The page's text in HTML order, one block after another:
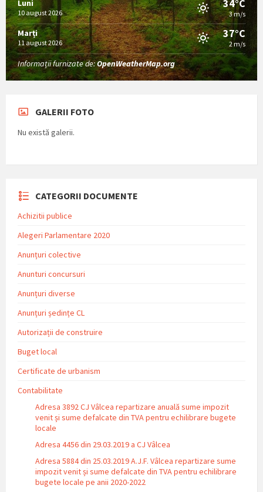
Luni
10 august 2026
34°C
3 m/s
Marți
11 august 2026
37°C
2 m/s
Informații furnizate de:OpenWeatherMap.org
GALERII FOTO
Nu există galerii.
CATEGORII DOCUMENTE
Achizitii publice
Alegeri Parlamentare 2020
Anunțuri colective
Anunturi concursuri
Anunțuri diverse
Anunțuri ședințe CL
Autorizații de construire
Buget local
Certificate de urbanism
Contabilitate
Adresa 3892 CJ Vâlcea repartizare anuală sume impozit
venit și sume defalcate din TVA pentru echilibrare bugete
locale
Adresa 4456 din 29.03.2019 a CJ Vâlcea
Adresa 5884 din 25.03.2019 A.J.F. Vâlcea repartizare sume
impozit venit și sume defalcate din TVA pentru echilibrare
bugete locale pe anii 2020-2022